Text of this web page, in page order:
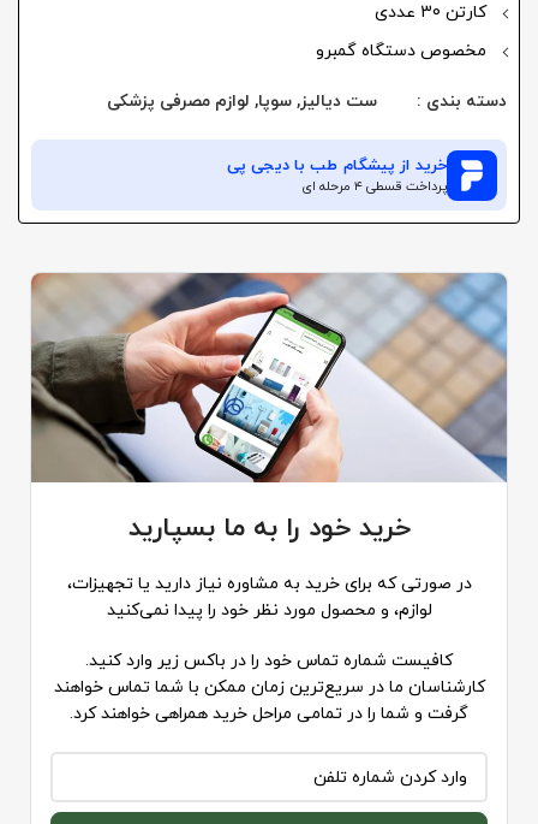
کارتن 30 عددی
مخصوص دستگاه گمبرو
دسته بندی : ست دیالیز, سوپا, لوازم مصرفی پزشکی
خرید از پیشگام طببا دیجی پی
پرداخت قسطی ۴ مرحله ای
خرید خود را به ما بسپارید
در صورتی که برای خرید به مشاوره نیاز دارید یا تجهیزات،
لوازم، و محصول مورد نظر خود را پیدا نمی‌کنید
کافیست شماره تماس خود را در باکس زیر وارد کنید.
کارشناسان ما در سریع‌ترین زمان ممکن با شما تماس خواهند
گرفت و شما را در تمامی مراحل خرید همراهی خواهند کرد.